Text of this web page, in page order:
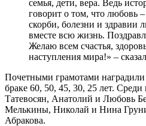
семья, дети, вера. Ведь
говорит о том, что любовь –
скорби, болезни и здравии
вместе всю жизнь.
Желаю всем счастья,
наступления мира!» –
Почетными грамотами
браке 60, 50, 45, 30, 25 лет.
Татевосян, Анатолий и Любовь
Мелькины, Николай и Нина
Абракова.